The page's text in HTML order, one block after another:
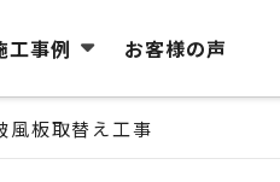
工事例 お客様の声
風板取替え工事